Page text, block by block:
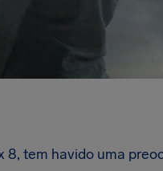
tem havido uma